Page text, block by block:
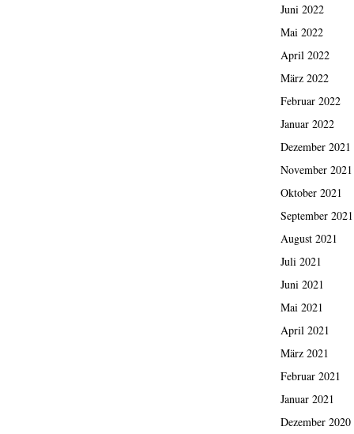
Juni 2022
Mai 2022
April 2022
März 2022
Februar 2022
Januar 2022
Dezember 2021
November 2021
Oktober 2021
September 2021
August 2021
Juli 2021
Juni 2021
Mai 2021
April 2021
März 2021
Februar 2021
Januar 2021
Dezember 2020